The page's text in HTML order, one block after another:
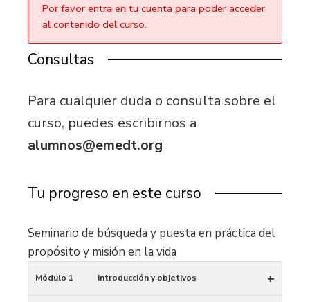
Por favor entra en tu cuenta para poder acceder
al contenido del curso.
Consultas
Para cualquier duda o consulta sobre el
curso, puedes escribirnos a
alumnos@emedt.org
Tu progreso en este curso
Seminario de búsqueda y puesta en práctica del
propósito y misión en la vida
Módulo 1 Introducción y objetivos +